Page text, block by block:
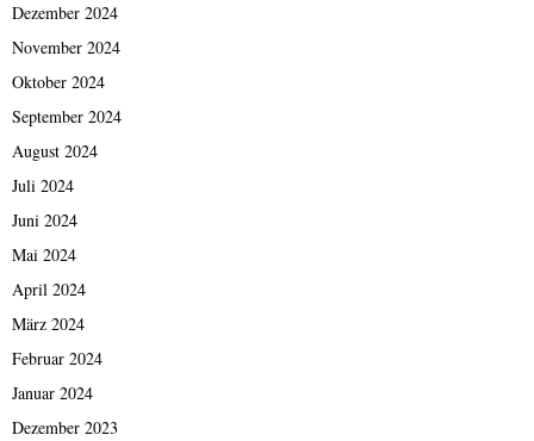
Dezember 2024
November 2024
Oktober 2024
September 2024
August 2024
Juli 2024
Juni 2024
Mai 2024
April 2024
März 2024
Februar 2024
Januar 2024
Dezember 2023